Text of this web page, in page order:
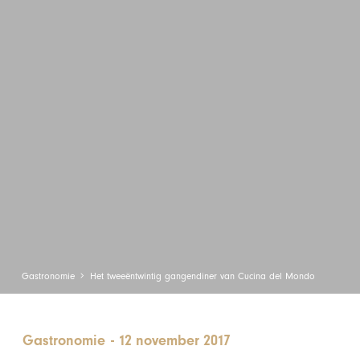
Gastronomie Het tweeëntwintig gangendiner van Cucina del Mondo
Gastronomie - 12 november 2017